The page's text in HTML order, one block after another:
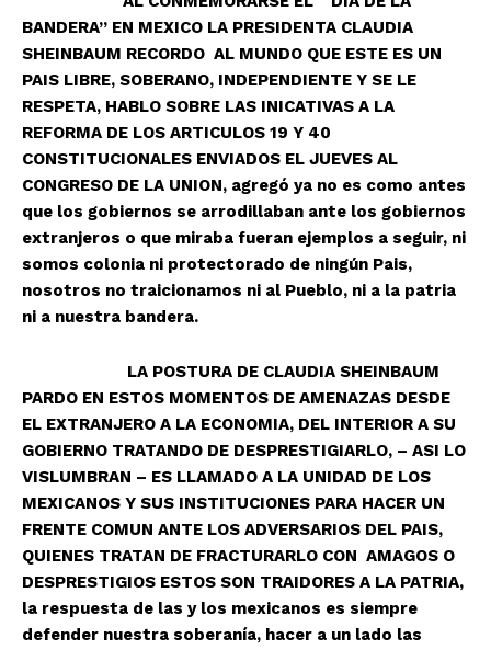
BANDERA” EN MEXICO LA PRESIDENTA CLAUDIA
SHEINBAUM RECORDO AL MUNDO QUE ESTE ES UN
PAIS LIBRE, SOBERANO, INDEPENDIENTE Y SE LE
RESPETA, HABLO SOBRE LAS INICATIVAS A LA
REFORMA DE LOS ARTICULOS 19 Y 40
CONSTITUCIONALES ENVIADOS EL JUEVES AL
CONGRESO DE LA UNION, agregó ya no es como antes
que los gobiernos se arrodillaban ante los gobiernos
extranjeros o que miraba fueran ejemplos a seguir, ni
somos colonia ni protectorado de ningún Pais,
nosotros no traicionamos ni al Pueblo, ni a la patria
ni a nuestra bandera.
LA POSTURA DE CLAUDIA SHEINBAUM
PARDO EN ESTOS MOMENTOS DE AMENAZAS DESDE
EL EXTRANJERO A LA ECONOMIA, DEL INTERIOR A SU
GOBIERNO TRATANDO DE DESPRESTIGIARLO, – ASI LO
VISLUMBRAN – ES LLAMADO A LA UNIDAD DE LOS
MEXICANOS Y SUS INSTITUCIONES PARA HACER UN
FRENTE COMUN ANTE LOS ADVERSARIOS DEL PAIS,
QUIENES TRATAN DE FRACTURARLO CON AMAGOS O
DESPRESTIGIOS ESTOS SON TRAIDORES A LA PATRIA,
la respuesta de las y los mexicanos es siempre
defender nuestra soberanía, hacer a un lado las